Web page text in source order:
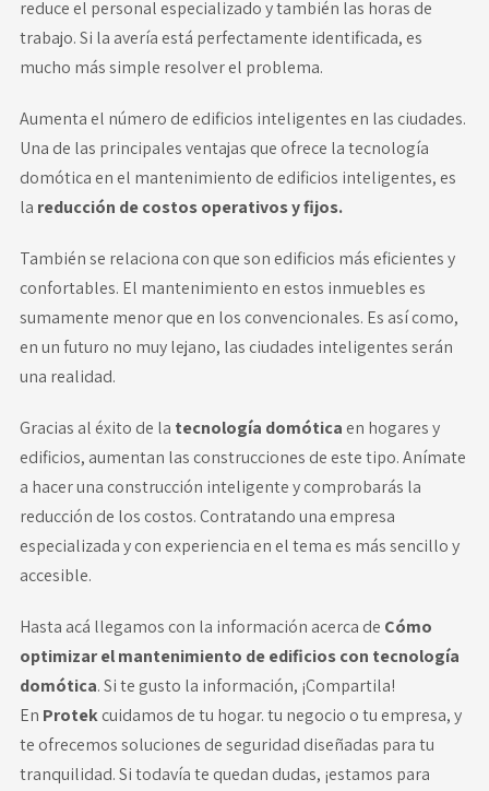
reduce el personal especializado y también las horas de
trabajo. Si la avería está perfectamente identificada, es
mucho más simple resolver el problema.
Aumenta el número de edificios inteligentes en las ciudades.
Una de las principales ventajas que ofrece la tecnología
domótica en el mantenimiento de edificios inteligentes, es
la reducción decostos operativosy fijos.
También se relaciona con que son edificios más eficientes y
confortables. El mantenimiento en estos inmuebles es
sumamente menor que en los convencionales. Es así como,
en un futuro no muy lejano, las ciudades inteligentes serán
una realidad.
Gracias al éxito de la tecnología domótica en hogares y
edificios, aumentan las construcciones de este tipo. Anímate
a hacer una construcción inteligente y comprobarás la
reducción de los costos. Contratando una empresa
especializada y con experiencia en el tema es más sencillo y
accesible.
Hasta acá llegamos con la información acerca de Cómo
optimizar el mantenimiento de edificios con tecnología
domótica. Si te gusto la información, ¡Compartila!
En Protekcuidamos de tu hogar. tu negocio o tu empresa, y
te ofrecemos soluciones de seguridad diseñadas para tu
tranquilidad. Si todavía te quedan dudas, ¡estamos para